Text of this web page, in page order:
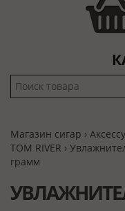
Магазин сигар ›
TOM RIVER ›
грамм